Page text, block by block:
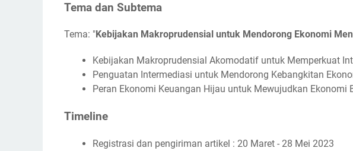
Narahubung
Tema dan Subtema
Tema: "Kebijakan Makroprudensial untuk Mendorong Ekonomi
Kebijakan Makroprudensial Akomodatif untuk Memperkuat
Penguatan Intermediasi untuk Mendorong Kebangkitan
Peran Ekonomi Keuangan Hijau untuk Mewujudkan Ekonomi
Timeline
Registrasi dan pengiriman artikel : 20 Maret - 28 Mei 2023